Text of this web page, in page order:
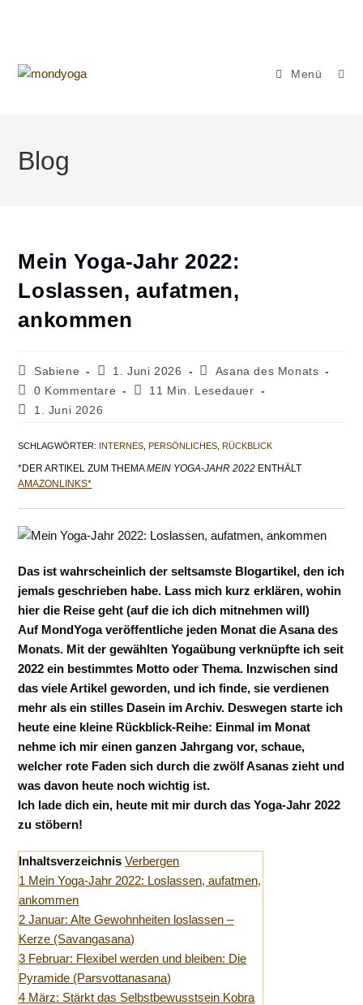
Menü
Blog
Mein Yoga-Jahr 2022:
Loslassen, aufatmen,
ankommen
Beitrags-
Autor:
Sabiene
Beitrag
veröffentlicht:
1. Juni 2026
Beitrags-
Kategorie:
Asana des Monats
Beitrags-
Kommentare:
0 Kommentare Lesedauer:
11 Min. Lesedauer
Beitrag
geändert
1. Juni 2026
SCHLAGWÖRTER: INTERNES PERSÖNLICHES RÜCKBLICK
*DER ARTIKEL ZUM THEMAMEIN YOGA-JAHR 2022 ENTHÄLT
AMAZONLINKS*
Das ist wahrscheinlich der seltsamste Blogartikel, den ich
jemals geschrieben habe. Lass mich kurz erklären, wohin
hier die Reise geht (auf die ich dich mitnehmen will)
Auf MondYoga veröffentliche jeden Monat die Asana des
Monats. Mit der gewählten Yogaübung verknüpfte ich seit
2022 ein bestimmtes Motto oder Thema. Inzwischen sind
das viele Artikel geworden, und ich finde, sie verdienen
mehr als ein stilles Dasein im Archiv. Deswegen starte ich
heute eine kleine Rückblick-Reihe: Einmal im Monat
nehme ich mir einen ganzen Jahrgang vor, schaue,
welcher rote Faden sich durch die zwölf Asanas zieht und
was davon heute noch wichtig ist.
Ich lade dich ein, heute mit mir durch das Yoga-Jahr 2022
zu stöbern!
Inhaltsverzeichnis Verbergen
1 Mein Yoga-Jahr 2022: Loslassen, aufatmen,
ankommen
2 Januar: Alte Gewohnheiten loslassen –
Kerze (Savangasana)
3 Februar: Flexibel werden und bleiben: Die
Pyramide (Parsvottanasana)
4 März: Stärkt das Selbstbewusstsein Kobra